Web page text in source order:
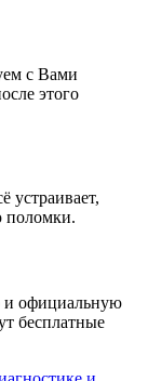
с Вами
этого
устраивает,
поломки.
и официальную
бесплатные